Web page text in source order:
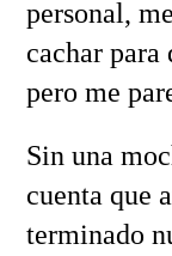
personal,
cachar para
pero me
Sin una
cuenta que
terminado